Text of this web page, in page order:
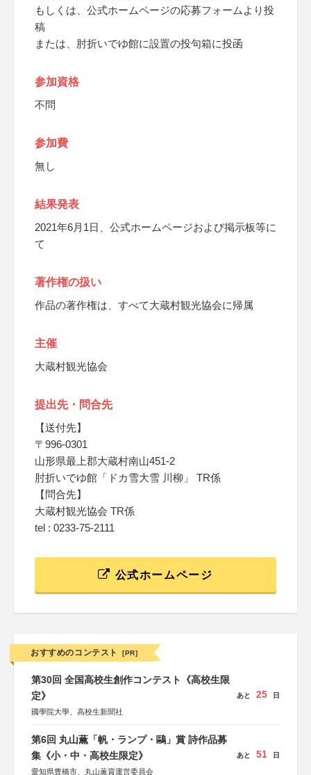
もしくは、公式ホームページの応募フォームより投
稿
または、肘折いでゆ館に設置の投句箱に投函
参加資格
不問
参加費
無し
結果発表
2021年6月1日、公式ホームページおよび掲示板等に
て
著作権の扱い
作品の著作権は、すべて大蔵村観光協会に帰属
主催
大蔵村観光協会
提出先・問合先
【送付先】
〒996-0301
山形県最上郡大蔵村南山451-2
肘折いでゆ館「ドカ雪大雪 川柳」 TR係
【問合先】
大蔵村観光協会 TR係
tel : 0233-75-2111
公式ホームページ
おすすめのコンテスト [PR]
第30回 全国高校生創作コンテスト《高校生限
定》
國學院大學、高校生新聞社
あと 25 日
第6回 丸山薫「帆・ランプ・鷗」賞 詩作品募
集《小・中・高校生限定》
愛知県豊橋市、丸山薫賞運営委員会
あと 51 日